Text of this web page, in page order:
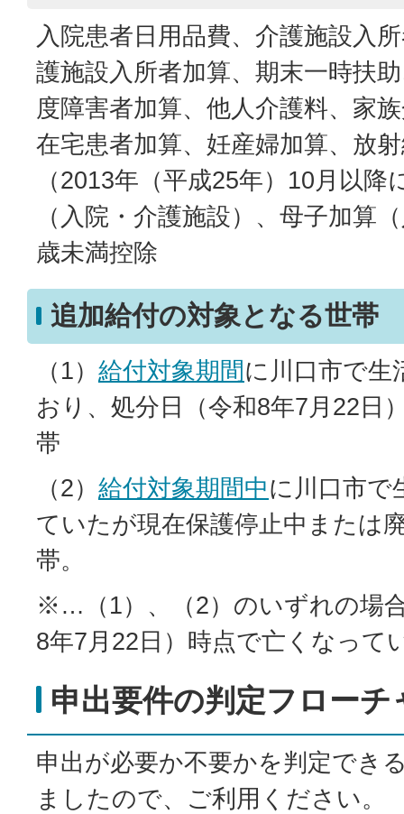
入院患者日用品費、介護施設入
護施設入所者加算、期末一時扶
度障害者加算、他人介護料、家
在宅患者加算、妊産婦加算、放
（2013年（平成25年）10月以
（入院・介護施設）、母子加算
歳未満控除
追加給付の対象となる世帯
（1） 給付対象期間に川口市で生
おり、処分日（令和8年7月22日
帯
（2） 給付対象期間中に川口市で
ていたが現在保護停止中または
帯。
※…（1）、（2）のいずれの場
8年7月22日）時点で亡くなって
申出要件の判定フローチ
申出が必要か不要かを判定でき
ましたので、ご利用ください。